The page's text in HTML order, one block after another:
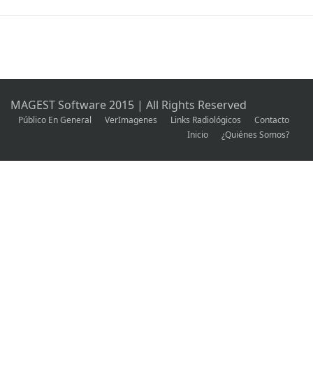
MAGEST Software 2015 | All Rights Reserved
Contacto
Links Radiológicos
VerImagenes
Público En General
¿Quiénes Somos?
Inicio